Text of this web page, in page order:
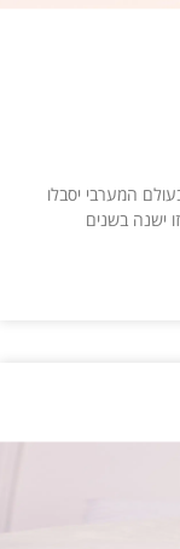
כ-20% מהאנשים בעולם המערבי יסבלו
ישנה בשנים